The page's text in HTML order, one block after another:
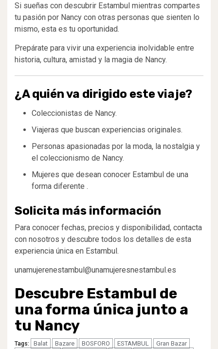
Si sueñas con descubrir Estambul mientras compartes
tu pasión por Nancy con otras personas que sienten lo
mismo, esta es tu oportunidad.
Prepárate para vivir una experiencia inolvidable entre
historia, cultura, amistad y la magia de Nancy.
¿A quién va dirigido este viaje?
Coleccionistas de Nancy.
Viajeras que buscan experiencias originales.
Personas apasionadas por la moda, la nostalgia y
el coleccionismo de Nancy.
Mujeres que desean conocer Estambul de una
forma diferente .
Solicita más información
Para conocer fechas, precios y disponibilidad, contacta
con nosotros y descubre todos los detalles de esta
experiencia única en Estambul.
unamujerenestambul@unamujeresnestambul.es
Descubre Estambul de
una forma única junto a
tu Nancy
Tags: Balat Bazare BOSFORO ESTAMBUL
Gran Bazar